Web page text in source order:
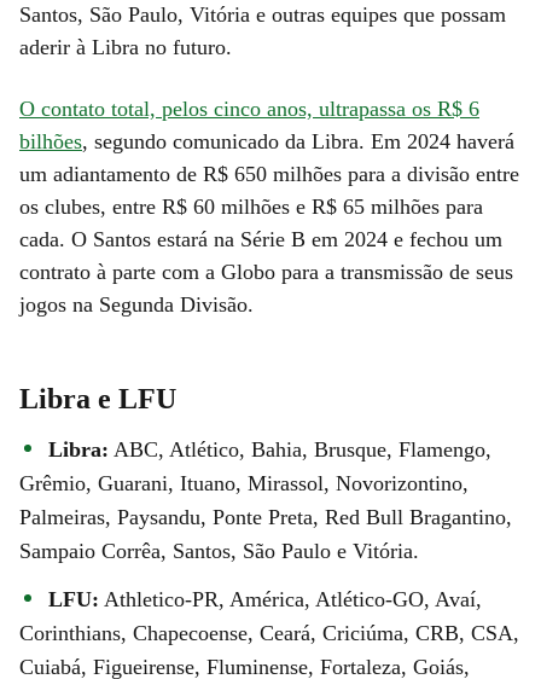
Santos, São Paulo, Vitória e outras equipes que possam
aderir à Libra no futuro.
O contato total, pelos cinco anos, ultrapassa os R$ 6
bilhões, segundo comunicado da Libra. Em 2024 haverá
um adiantamento de R$ 650 milhões para a divisão entre
os clubes, entre R$ 60 milhões e R$ 65 milhões para
cada. O Santos estará na Série B em 2024 e fechou um
contrato à parte com a Globo para a transmissão de seus
jogos na Segunda Divisão.
Libra e LFU
Libra: ABC, Atlético, Bahia, Brusque, Flamengo,
Grêmio, Guarani, Ituano, Mirassol, Novorizontino,
Palmeiras, Paysandu, Ponte Preta, Red Bull Bragantino,
Sampaio Corrêa, Santos, São Paulo e Vitória.
LFU: Athletico-PR, América, Atlético-GO, Avaí,
Corinthians, Chapecoense, Ceará, Criciúma, CRB, CSA,
Cuiabá, Figueirense, Fluminense, Fortaleza, Goiás,